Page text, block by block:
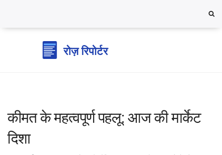
कीमत के महत्वपूर्ण पहलू: आज की मार्केट
दिशा